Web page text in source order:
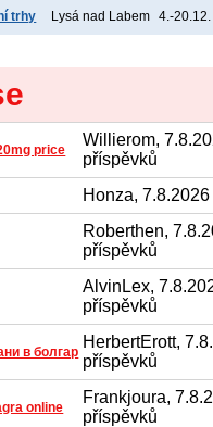
trhy Lysá nad Labem 4.-20.12.
price
Willierom,
příspěvků
Honza,
Roberthen,
příspěvků
AlvinLex,
příspěvků
в болгар
HerbertErott,
příspěvků
online
Frankjoura,
příspěvků